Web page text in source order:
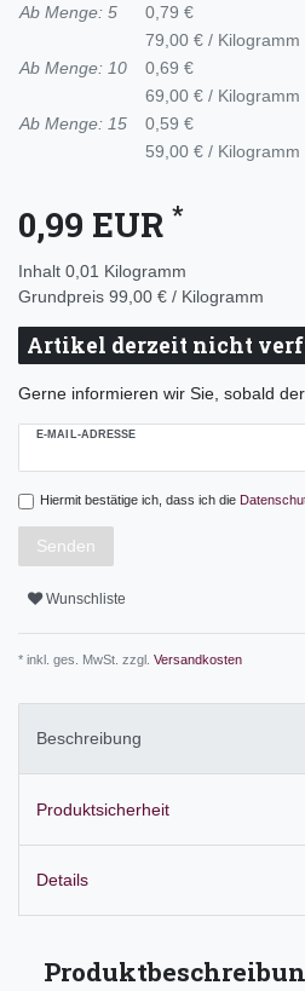
Ab Menge: 5
0,79 €
79,00 € / Kilogramm
Ab Menge: 10
0,69 €
69,00 € / Kilogramm
Ab Menge: 15
0,59 €
59,00 € / Kilogramm
0,99 EUR *
Inhalt 0,01 Kilogramm
Grundpreis 99,00 € / Kilogramm
Artikel derzeit nicht
Gerne informieren wir Sie, sobald
E-MAIL-ADRESSE
Hiermit bestätige ich, dass ich die
Senden
Wunschliste
* inkl. ges. MwSt. zzgl. Versandkosten
Beschreibung
Produktsicherheit
Details